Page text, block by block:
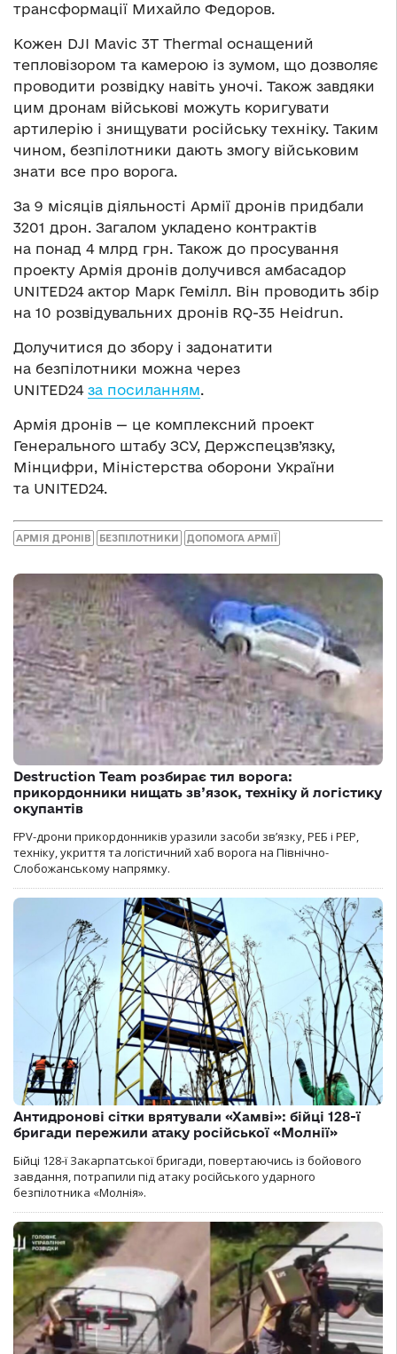
трансформації Михайло Федоров.
Кожен DJI Mavic 3T Thermal оснащений
тепловізором та камерою із зумом, що дозволяє
проводити розвідку навіть уночі. Також завдяки
цим дронам військові можуть коригувати
артилерію і знищувати російську техніку. Таким
чином, безпілотники дають змогу військовим
знати все про ворога.
За 9 місяців діяльності Армії дронів придбали
3201 дрон. Загалом укладено контрактів
на понад 4 млрд грн. Також до просування
проекту Армія дронів долучився амбасадор
UNITED24 актор Марк Гемілл. Він проводить збір
на 10 розвідувальних дронів RQ-35 Heidrun.
Долучитися до збору і задонатити
на безпілотники можна через
UNITED24 за посиланням.
Армія дронів — це комплексний проект
Генерального штабу ЗСУ, Держспецзв’язку,
Мінцифри, Міністерства оборони України
та UNITED24.
АРМІЯ ДРОНІВ БЕЗПІЛОТНИКИ ДОПОМОГА АРМІЇ
Destruction Team розбирає тил ворога:
прикордонники нищать зв’язок, техніку й логістику
окупантів
FPV-дрони прикордонників уразили засоби зв’язку, РЕБ і РЕР,
техніку, укриття та логістичний хаб ворога на Північно-
Слобожанському напрямку.
Антидронові сітки врятували «Хамві»: бійці 128-ї
бригади пережили атаку російської «Молнії»
Бійці 128-ї Закарпатської бригади, повертаючись із бойового
завдання, потрапили під атаку російського ударного
безпілотника «Молнія».